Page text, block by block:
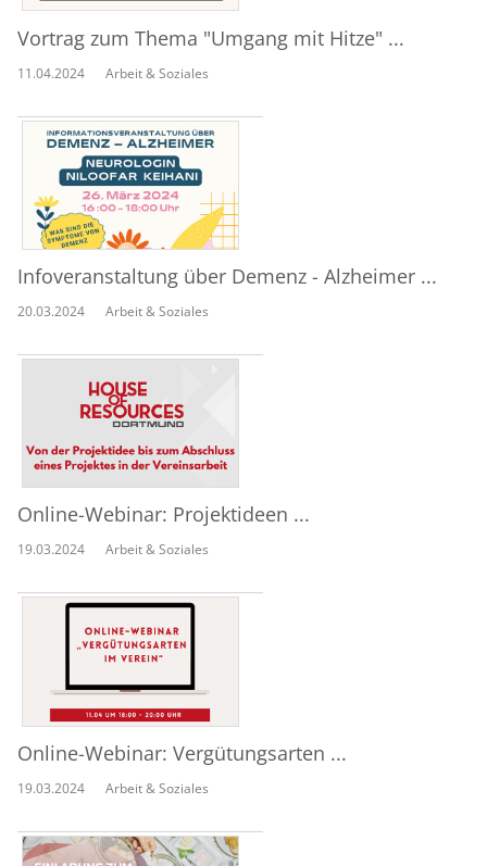
Vortrag zum Thema "Umgang mit Hitze" ...
11.04.2024 Arbeit & Soziales
Infoveranstaltung über Demenz - Alzheimer ...
20.03.2024 Arbeit & Soziales
Online-Webinar: Projektideen ...
19.03.2024 Arbeit & Soziales
Online-Webinar: Vergütungsarten ...
19.03.2024 Arbeit & Soziales